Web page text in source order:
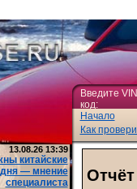
Введите
код:
Начало
Как
13.08.26 13:39
китайские
— мнение
специалиста